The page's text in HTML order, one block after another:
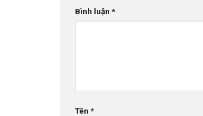
Bình luận *
Tên *